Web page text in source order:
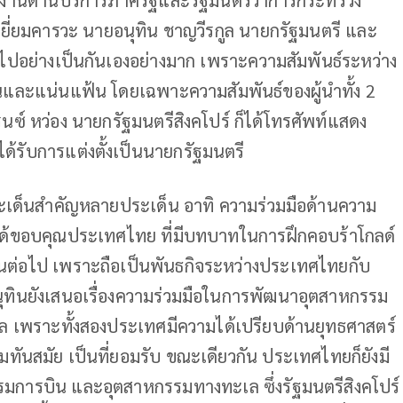
ยี่ยมคารวะ นายอนุทิน ชาญวีรกูล นายกรัฐมนตรี และ
อย่างเป็นกันเองอย่างมาก เพราะความสัมพันธ์ระหว่าง
และแน่นแฟ้น โดยเฉพาะความสัมพันธ์ของผู้นำทั้ง 2
ซ์ หว่อง นายกรัฐมนตรีสิงคโปร์ ก็ได้โทรศัพท์แสดง
รับการแต่งตั้งเป็นนายกรัฐมนตรี
เด็นสำคัญหลายประเด็น อาทิ ความร่วมมือด้านความ
ขอบคุณประเทศไทย ที่มีบทบาทในการฝึกคอบร้าโกลด์
ต่อไป เพราะถือเป็นพันธกิจระหว่างประเทศไทยกับ
นยังเสนอเรื่องความร่วมมือในการพัฒนาอุตสาหกรรม
เพราะทั้งสองประเทศมีความได้เปรียบด้านยุทธศาสตร์
ทันสมัย เป็นที่ยอมรับ ขณะเดียวกัน ประเทศไทยก็ยังมี
ารบิน และอุตสาหกรรมทางทะเล ซึ่งรัฐมนตรีสิงคโปร์